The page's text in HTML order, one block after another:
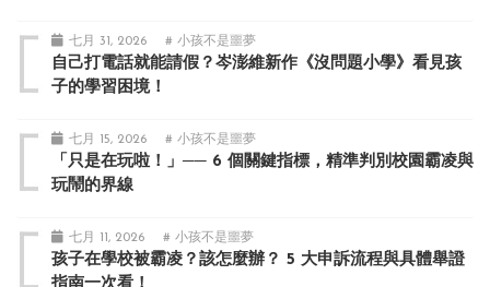
七月 31, 2026 # 小孩不是噩夢
自己打電話就能請假？岑澎維新作《沒問題小學》看見孩
子的學習困境！
七月 15, 2026 # 小孩不是噩夢
「只是在玩啦！」── 6 個關鍵指標，精準判別校園霸凌與
玩鬧的界線
七月 11, 2026 # 小孩不是噩夢
孩子在學校被霸凌？該怎麼辦？ 5 大申訴流程與具體舉證